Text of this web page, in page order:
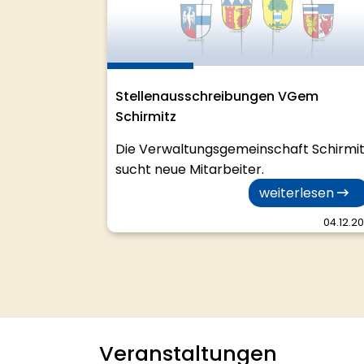
Stellenausschreibungen VGem
Schirmitz
Die Verwaltungsgemeinschaft
sucht neue Mitarbeiter.
weiterlesen
Veranstaltungen